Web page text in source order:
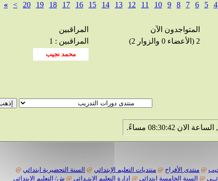
5
6
7
8
9
10
11
12
13
14
15
16
17
18
19
20
>
»
المتواجدون الآن
المراقبين
المراقبين : 1
@منتدى الأفراح @منتديات التعليم الإبتدائي @ السنة التحضيرية ابتدائي @
@السنة الخامسة ابتدائي @ إدارة التعليم الابتـدائي @ ش/ التعليم الابتدائي